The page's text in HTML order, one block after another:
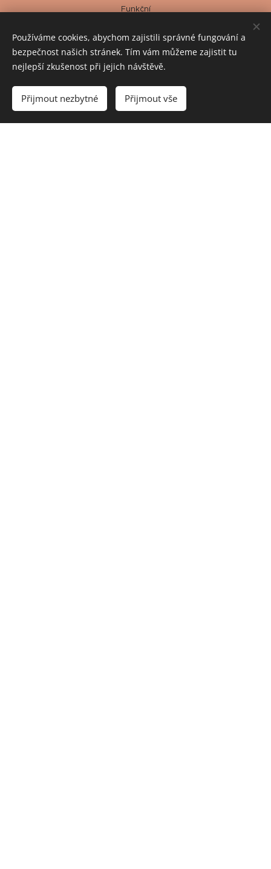
Funkční
Testování
fyzických
schopností
uter
Vytvořte si webové stránky zdarma!
Používáme cookies, abychom zajistili správné fungování a
bezpečnost našich stránek. Tím vám můžeme zajistit tu
nejlepší zkušenost při jejich návštěvě.
Přijmout nezbytné Přijmout vše